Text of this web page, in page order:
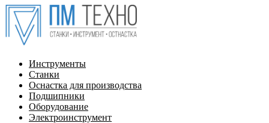
Инструменты
Станки
Оснастка для производства
Подшипники
Оборудование
Электроинструмент